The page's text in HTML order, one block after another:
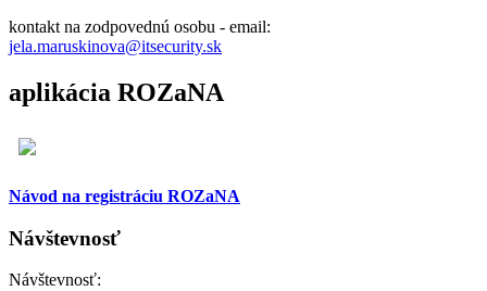
kontakt na zodpovednú osobu - email:
jela.maruskinova@itsecurity.sk
aplikácia ROZaNA
Návod na registráciu ROZaNA
Návštevnosť
Návštevnosť: